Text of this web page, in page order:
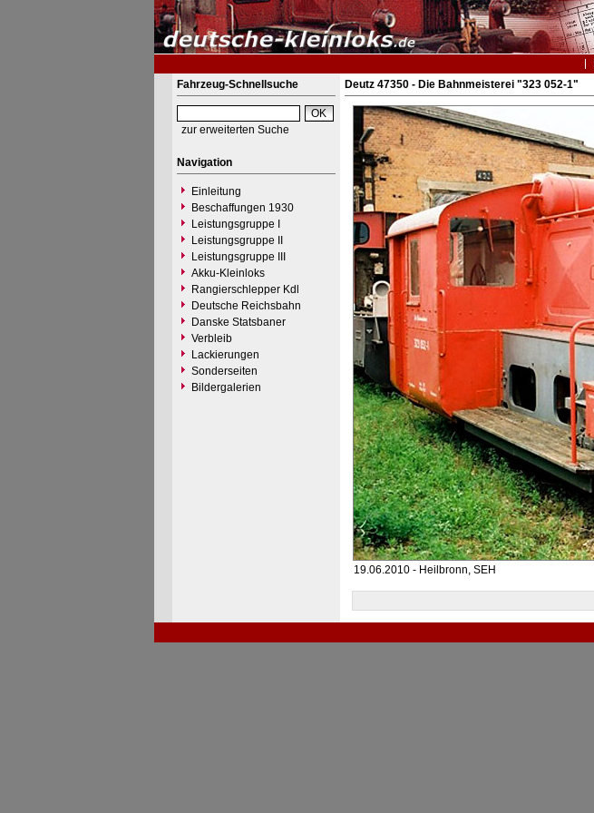
Fahrzeug-Schnellsuche
zur erweiterten Suche
Navigation
Einleitung
Beschaffungen 1930
Leistungsgruppe I
Leistungsgruppe II
Leistungsgruppe III
Akku-Kleinloks
Rangierschlepper Kdl
Deutsche Reichsbahn
Danske Statsbaner
Verbleib
Lackierungen
Sonderseiten
Bildergalerien
Deutz 47350 - Die Bahnmeisterei "323 052-1"
19.06.2010 - Heilbronn, SEH